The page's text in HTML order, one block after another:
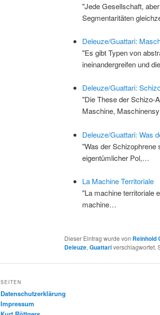
"Jede Gesellschaft,
Segmentaritäten
Deleuze/Guattari:
"Es gibt Typen von
ineinandergreifen und
Deleuze/Guattari:
"Die These der Schizo-
Maschine,
Deleuze/Guattari: Was
"Was der
eigentümlicher Pol,…
La Machine Territoriale
"La machine territoriale
machine…
Dieser Eintrag wurde von Reinhold
Deleuze, Guattariverschlagwortet.
SEITEN
Datenschutzerklärung
Impressum